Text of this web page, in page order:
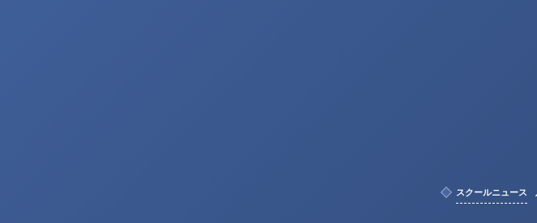
スクールニュース